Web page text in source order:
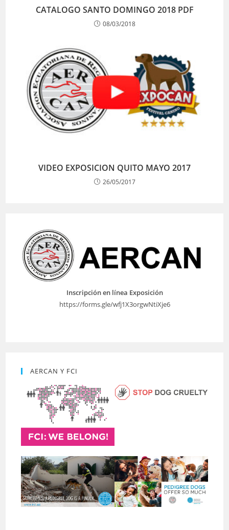
CATALOGO SANTO DOMINGO 2018 PDF
08/03/2018
VIDEO EXPOSICION QUITO MAYO 2017
26/05/2017
Inscripción en línea Exposición
https://forms.gle/wfj1X3orgwNtiXje6
AERCAN Y FCI